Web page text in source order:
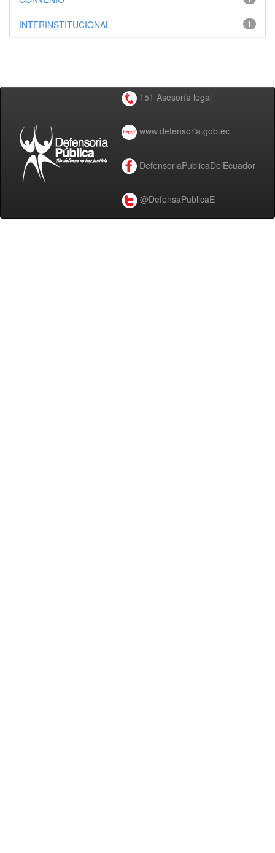
1
INTERINSTITUCIONAL
151 Asesoría legal
www.defensoria.gob.ec
DefensoriaPublicaDelEcuador
@DefensaPublicaE